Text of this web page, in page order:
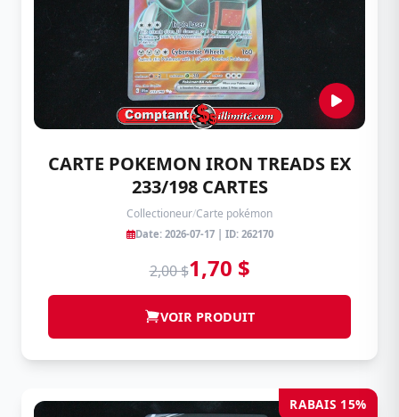
CARTE POKEMON IRON TREADS EX
233/198 CARTES
Collectioneur/Carte pokémon
Date: 2026-07-17 | ID: 262170
2,00 $1,70 $
VOIR PRODUIT
RABAIS 15%